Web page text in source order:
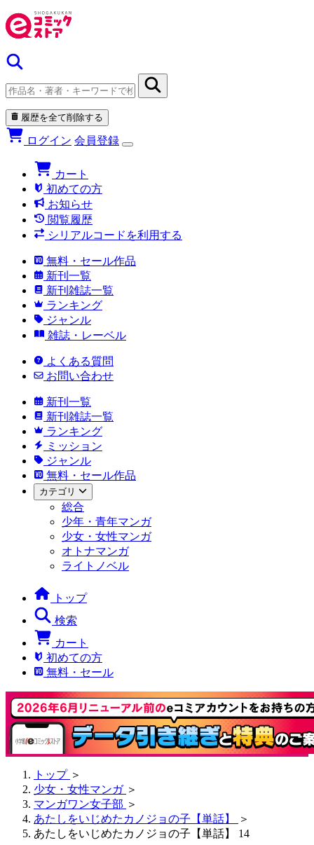
履歴を全て削除する
ログイン 会員登録
カート
初めての方
お知らせ
閲覧履歴
シリアルコードを利用する
無料・セール作品
新刊一覧
新刊雑誌一覧
ランキング
ジャンル
雑誌・レーベル
よくある質問
お問い合わせ
新刊一覧
新刊雑誌一覧
ランキング
ミッション
ジャンル
無料・セール作品
カテゴリ
総合
少年・青年マンガ
少女・女性マンガ
オトナマンガ
ライトノベル
トップ
検索
カート
初めての方
無料・セール
トップ ＞
少女・女性マンガ ＞
マンガワン女子部 ＞
あたしをいじめたカノジョの子【単話】
＞
あたしをいじめたカノジョの子【単話】 14